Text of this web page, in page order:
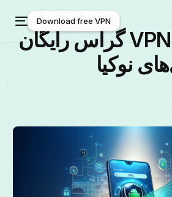
Download free
Download free VPN
نحوه نصب VPN گراس رایگان